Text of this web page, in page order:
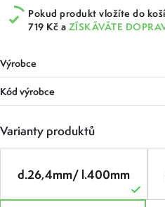
Pokud produkt vložíte do
719 Kč a ZÍSKÁVÁTE
Výrobce
Kód výrobce
Varianty produktů
d.26,4mm/ l.400mm